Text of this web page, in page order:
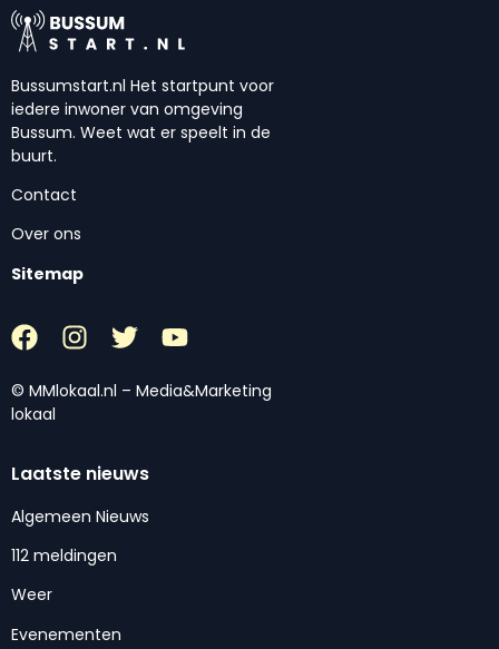
Bussumstart.nl Het startpunt voor
iedere inwoner van omgeving
Bussum. Weet wat er speelt in de
buurt.
Contact
Over ons
Sitemap
© MMlokaal.nl – Media&Marketing
lokaal
Laatste nieuws
Algemeen Nieuws
112 meldingen
Weer
Evenementen